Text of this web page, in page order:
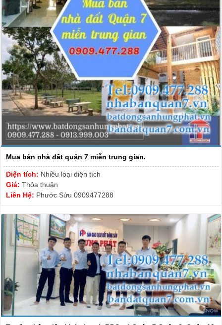
Mua bán nhà đất quận 7 miễn trung gian.
Diện tích: Nhiều loại diện tích
Giá: Thỏa thuận
Liên Hệ: Phước Sửu 0909477288